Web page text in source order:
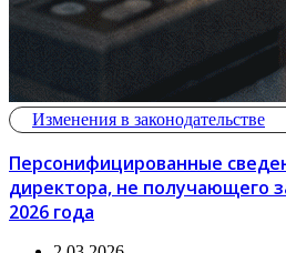
Изменения в законодательстве
Персонифицированные
директора, не получающего
2026 года